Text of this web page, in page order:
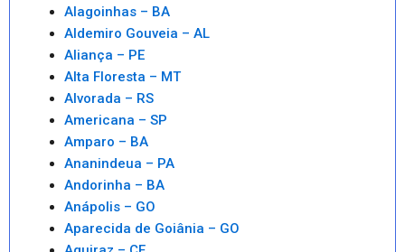
Alagoinhas – BA
Aldemiro Gouveia – AL
Aliança – PE
Alta Floresta – MT
Alvorada – RS
Americana – SP
Amparo – BA
Ananindeua – PA
Andorinha – BA
Anápolis – GO
Aparecida de Goiânia – GO